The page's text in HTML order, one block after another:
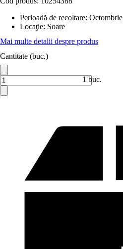
Perioadă de recoltare: Octombrie
Locaţie: Soare
Mai multe detalii despre produs
Cantitate (buc.)
1 buc.